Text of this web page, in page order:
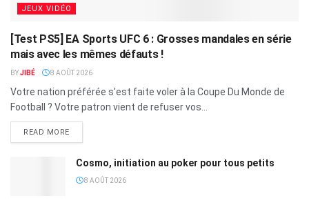
JEUX VIDÉO
[Test PS5] EA Sports UFC 6 : Grosses mandales en série
mais avec les mêmes défauts !
BYJIBÉ 8 AOÛT 2026
Votre nation préférée s'est faite voler à la Coupe Du Monde de
Football ? Votre patron vient de refuser vos...
READ MORE
Cosmo, initiation au poker pour tous petits
8 AOÛT 2026